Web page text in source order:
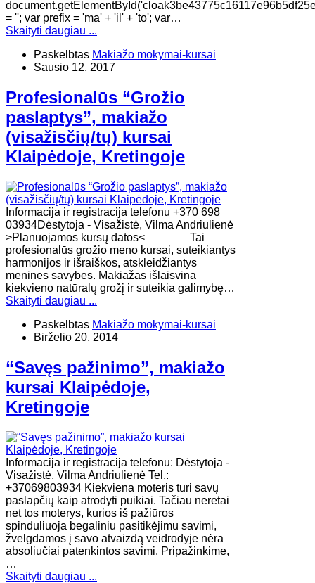
= ''; var prefix = 'ma' + 'il' + 'to'; var…
Skaityti daugiau ...
Paskelbtas Makiažo mokymai-kursai
Sausio 12, 2017
Profesionalūs “Grožio
paslaptys”, makiažo
(visažisčių/tų) kursai
Klaipėdoje, Kretingoje
Informacija ir registracija telefonu +370 698
03934Dėstytoja - Visažistė, Vilma Andriulienė
>Planuojamos kursų datos< Tai
profesionalūs grožio meno kursai, suteikiantys
harmonijos ir išraiškos, atskleidžiantys
menines savybes. Makiažas išlaisvina
kiekvieno natūralų grožį ir suteikia galimybę…
Skaityti daugiau ...
Paskelbtas Makiažo mokymai-kursai
Birželio 20, 2014
“Savęs pažinimo”, makiažo
kursai Klaipėdoje,
Kretingoje
Informacija ir registracija telefonu: Dėstytoja -
Visažistė, Vilma Andriulienė Tel.:
+37069803934 Kiekviena moteris turi savų
paslapčių kaip atrodyti puikiai. Tačiau neretai
net tos moterys, kurios iš pažiūros
spinduliuoja begaliniu pasitikėjimu savimi,
žvelgdamos į savo atvaizdą veidrodyje nėra
absoliučiai patenkintos savimi. Pripažinkime,
…
Skaityti daugiau ...